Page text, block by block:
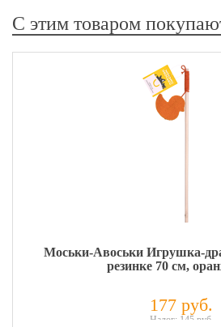
С этим товаром
Моськи-Авоськи Игрушка-
резинке 70 см,
177 руб.
Налог: 145 руб.